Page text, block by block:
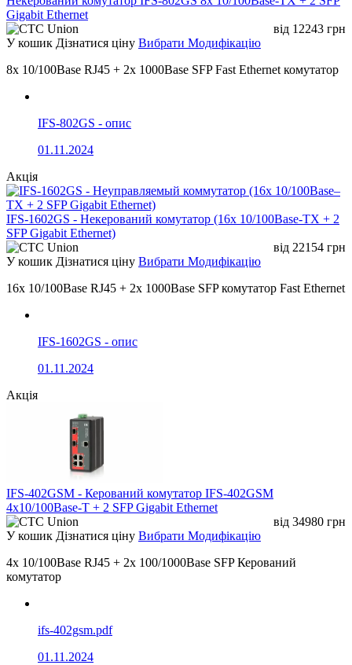
Gigabit Ethernet
від 12243 грн
У кошик Дізнатися ціну Вибрати Модифікацію
8x 10/100Base RJ45 + 2x 1000Base SFP Fast Ethernet комутатор
IFS-802GS - опис
01.11.2024
Акція
IFS-1602GS - Некерований комутатор (16x 10/100Base-TX + 2
SFP Gigabit Ethernet)
від 22154 грн
У кошик Дізнатися ціну Вибрати Модифікацію
16x 10/100Base RJ45 + 2x 1000Base SFP комутатор Fast Ethernet
IFS-1602GS - опис
01.11.2024
Акція
IFS-402GSM - Керований комутатор IFS-402GSM
4x10/100Base-T + 2 SFP Gigabit Ethernet
від 34980 грн
У кошик Дізнатися ціну Вибрати Модифікацію
4x 10/100Base RJ45 + 2x 100/1000Base SFP Керований
комутатор
ifs-402gsm.pdf
01.11.2024